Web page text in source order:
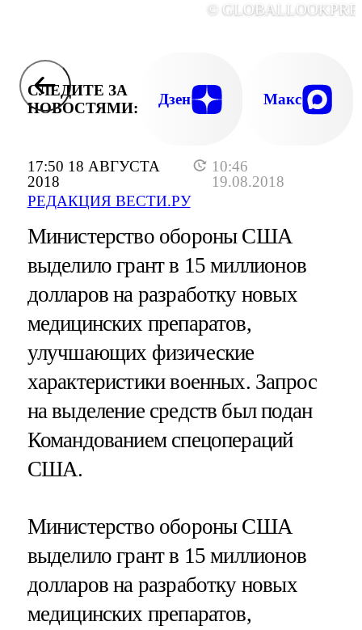
17:50 18 АВГУСТА
2018
10:46
19.08.2018
РЕДАКЦИЯ ВЕСТИ.РУ
©
СЛЕДИТЕ ЗА
НОВОСТЯМИ:
Дзен Макс
Министерство обороны США
выделило грант в 15 миллионов
долларов на разработку новых
медицинских препаратов,
улучшающих физические
характеристики военных. Запрос
на выделение средств был подан
Командованием спецопераций
США.
Министерство обороны США
выделило грант в 15 миллионов
долларов на разработку новых
медицинских препаратов,